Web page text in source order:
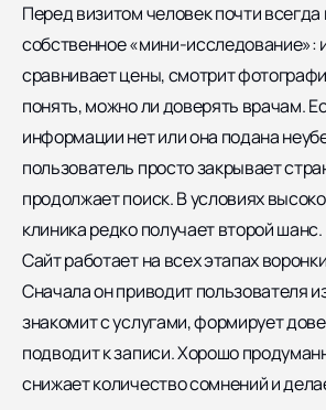
Перед визитом человек почти
собственное «мини-исследование»:
сравнивает цены, смотрит
понять, можно ли доверять врачам.
информации нет или она подана
пользователь просто закрывает
продолжает поиск. В условиях
клиника редко получает второй шанс.
Сайт работает на всех этапах
Сначала он приводит пользователя
знакомит с услугами, формирует
подводит к записи. Хорошо
снижает количество сомнений и